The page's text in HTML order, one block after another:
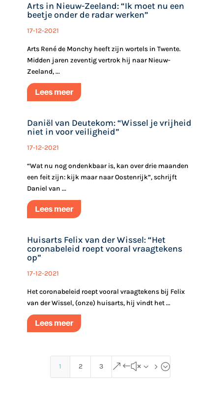
Arts in Nieuw-Zeeland: “Ik moet nu een
beetje onder de radar werken”
17-12-2021
Arts René de Monchy heeft zijn wortels in Twente.
Midden jaren zeventig vertrok hij naar Nieuw-
Zeeland, ...
Lees meer
Daniël van Deutekom: “Wissel je vrijheid
niet in voor veiligheid”
17-12-2021
“Wat nu nog ondenkbaar is, kan over drie maanden
een feit zijn: kijk maar naar Oostenrijk”, schrijft
Daniel van ...
Lees meer
Huisarts Felix van der Wissel: “Het
coronabeleid roept vooral vraagtekens
op”
17-12-2021
Het coronabeleid roept vooral vraagtekens bij Felix
van der Wissel, (onze) huisarts, hij vindt het ...
Lees meer
1 2 3 &#x35;